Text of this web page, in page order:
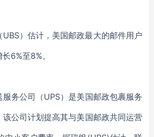
UBS）估计，美国邮政最大的邮件用户
6%至8%。
服务公司 （UPS） 是美国邮政包裹服务
该公司计划提高其与美国邮政共同运营